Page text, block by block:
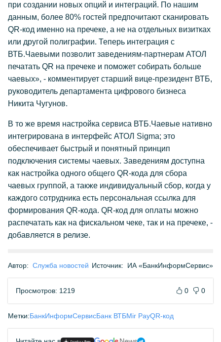
при создании новых опций и интеграций. По нашим
данным, более 80% гостей предпочитают сканировать
QR-код именно на пречеке, а не на отдельных визитках
или другой полиграфии. Теперь интеграция с
ВТБ.Чаевыми позволит заведениям-партнерам АТОЛ
печатать QR на пречеке и поможет собирать больше
чаевых», - комментирует старший вице-президент ВТБ,
руководитель департамента цифрового бизнеса
Никита Чугунов.
В то же время настройка сервиса ВТБ.Чаевые нативно
интегрирована в интерфейс АТОЛ Sigma; это
обеспечивает быстрый и понятный принцип
подключения системы чаевых. Заведениям доступна
как настройка одного общего QR-кода для сбора
чаевых группой, а также индивидуальный сбор, когда у
каждого сотрудника есть персональная ссылка для
формирования QR-кода. QR-код для оплаты можно
распечатать как на фискальном чеке, так и на пречеке, -
добавляется в релизе.
Автор: Служба новостей Источник: ИА «БанкИнформСервис»
Просмотров: 1219 0 0
Метки:БанкИнформСервисБанк ВТБMir PayQR-код